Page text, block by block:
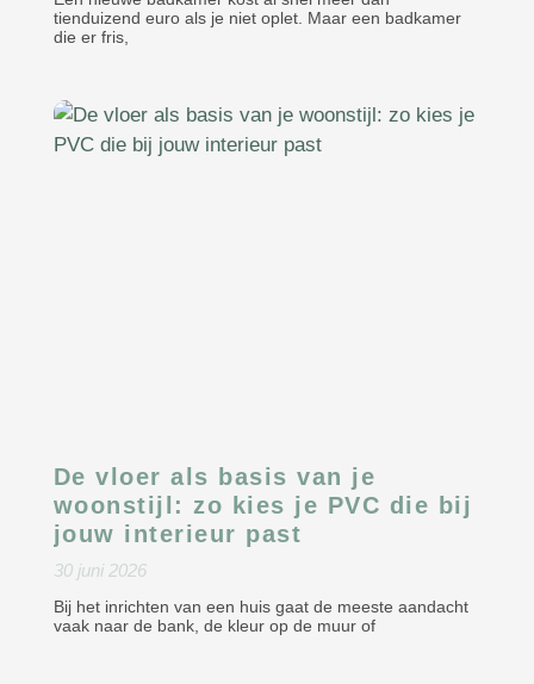
tienduizend euro als je niet oplet. Maar een badkamer
die er fris,
De vloer als basis van je
woonstijl: zo kies je PVC die bij
jouw interieur past
30 juni 2026
Bij het inrichten van een huis gaat de meeste aandacht
vaak naar de bank, de kleur op de muur of